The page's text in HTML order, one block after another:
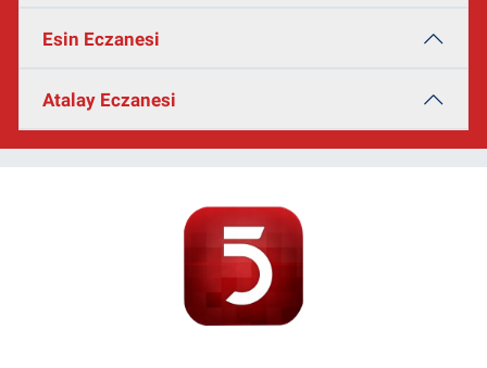
Esin Eczanesi
Atalay Eczanesi